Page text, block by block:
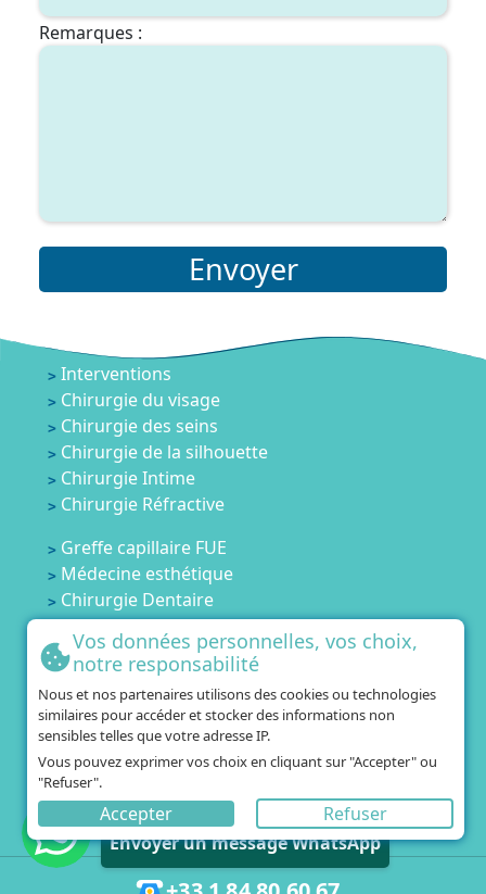
Remarques :
Envoyer
Interventions
Chirurgie du visage
Chirurgie des seins
Chirurgie de la silhouette
Chirurgie Intime
Chirurgie Réfractive
Greffe capillaire FUE
Médecine esthétique
Chirurgie Dentaire
Cliniques
Séjour
Notre agence
Accueil
Tarifs
Temoignages
Blog
Contactez-nous
Vous avez besoin d'aide?
Envoyer un message WhatsApp
Vos données personnelles, vos choix,
notre responsabilité
Nous et nos partenaires utilisons des cookies ou technologies
similaires pour accéder et stocker des informations non
sensibles telles que votre adresse IP.
Vous pouvez exprimer vos choix en cliquant sur "Accepter" ou
"Refuser".
Accepter Refuser